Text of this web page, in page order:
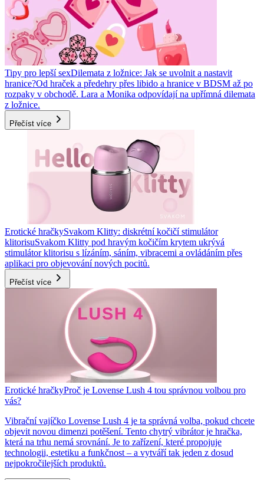
Tipy pro lepší sexDilemata z ložnice: Jak se uvolnit a nastavit
hranice?Od hraček a předehry přes libido a hranice v BDSM až po
rozpaky v obchodě. Lara a Monika odpovídají na upřímná dilemata
z ložnice.
Přečíst více
Erotické hračkySvakom Klitty: diskrétní kočičí stimulátor
klitorisuSvakom Klitty pod hravým kočičím krytem ukrývá
stimulátor klitorisu s lízáním, sáním, vibracemi a ovládáním přes
aplikaci pro objevování nových pocitů.
Přečíst více
Erotické hračkyProč je Lovense Lush 4 tou správnou volbou pro
vás?
Vibrační vajíčko Lovense Lush 4 je ta správná volba, pokud chcete
objevit novou dimenzi potěšení. Tento chytrý vibrátor je hračka,
která na trhu nemá srovnání. Je to zařízení, které propojuje
technologii, estetiku a funkčnost – a vytváří tak jeden z dosud
nejpokročilejších produktů.